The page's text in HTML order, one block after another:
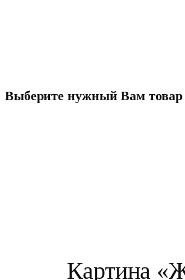
Выберите нужный Вам товар
Картина